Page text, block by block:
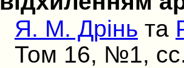
Я. М. Дрінь та
Том 16, №1,